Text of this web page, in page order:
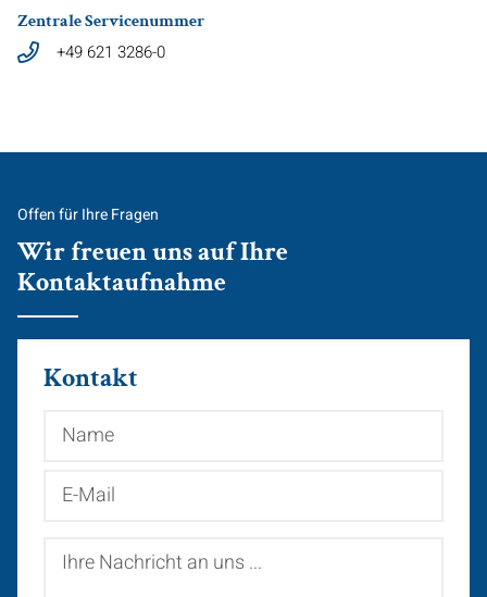
Zentrale Servicenummer
+49 621 3286-0
Offen für Ihre Fragen
Wir freuen uns auf Ihre
Kontaktaufnahme
Kontakt
Name
Mail
Nachricht